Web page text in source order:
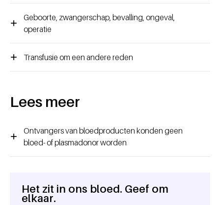
Geboorte, zwangerschap, bevalling, ongeval,
operatie
Transfusie om een andere reden
Lees meer
Ontvangers van bloedproducten konden geen
bloed- of plasmadonor worden
Algemene informatie
Het zit in ons bloed. Geef om
elkaar.